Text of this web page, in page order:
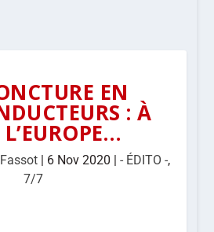
EN
: À
| 6 Nov 2020 | - ÉDITO -,
7/7